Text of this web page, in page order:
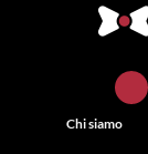
Chi siamo